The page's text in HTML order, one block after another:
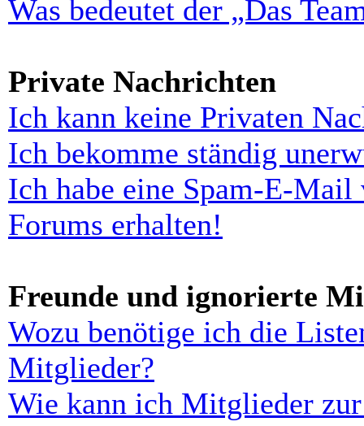
Was bedeutet der „Das
Private Nachrichten
Ich kann keine Privaten
Ich bekomme ständig
Ich habe eine Spam-E-
Forums erhalten!
Freunde und ignorierte
Wozu benötige ich die
Mitglieder?
Wie kann ich Mitglieder